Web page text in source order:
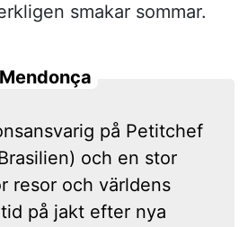
smakar sommar.
på Petitchef
och en stor
resor och världens
på jakt efter nya